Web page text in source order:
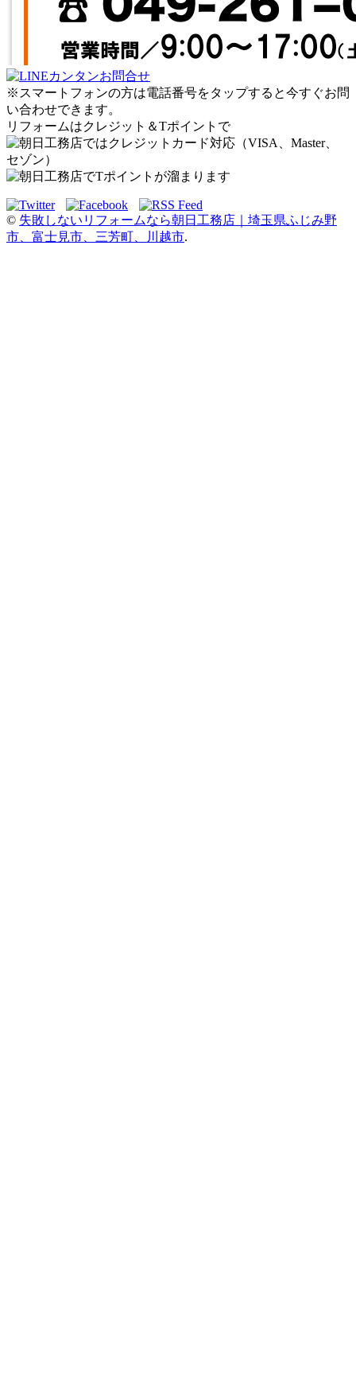
※スマートフォンの方は電話番号をタップすると今すぐお問
い合わせできます。
リフォームはクレジット＆Tポイントで
© 失敗しないリフォームなら朝日工務店｜埼玉県ふじみ野
市、富士見市、三芳町、川越市.